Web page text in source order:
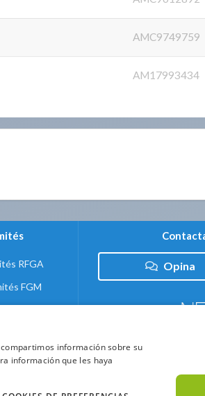
AMC9749759
AM17993434
RFGA
FGM
Opina
información sobre su
información que les haya